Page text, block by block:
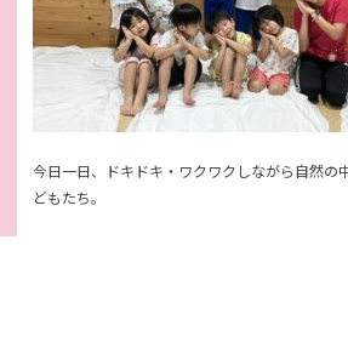
今日一日、ドキドキ・ワクワクしながら自然の
どもたち。